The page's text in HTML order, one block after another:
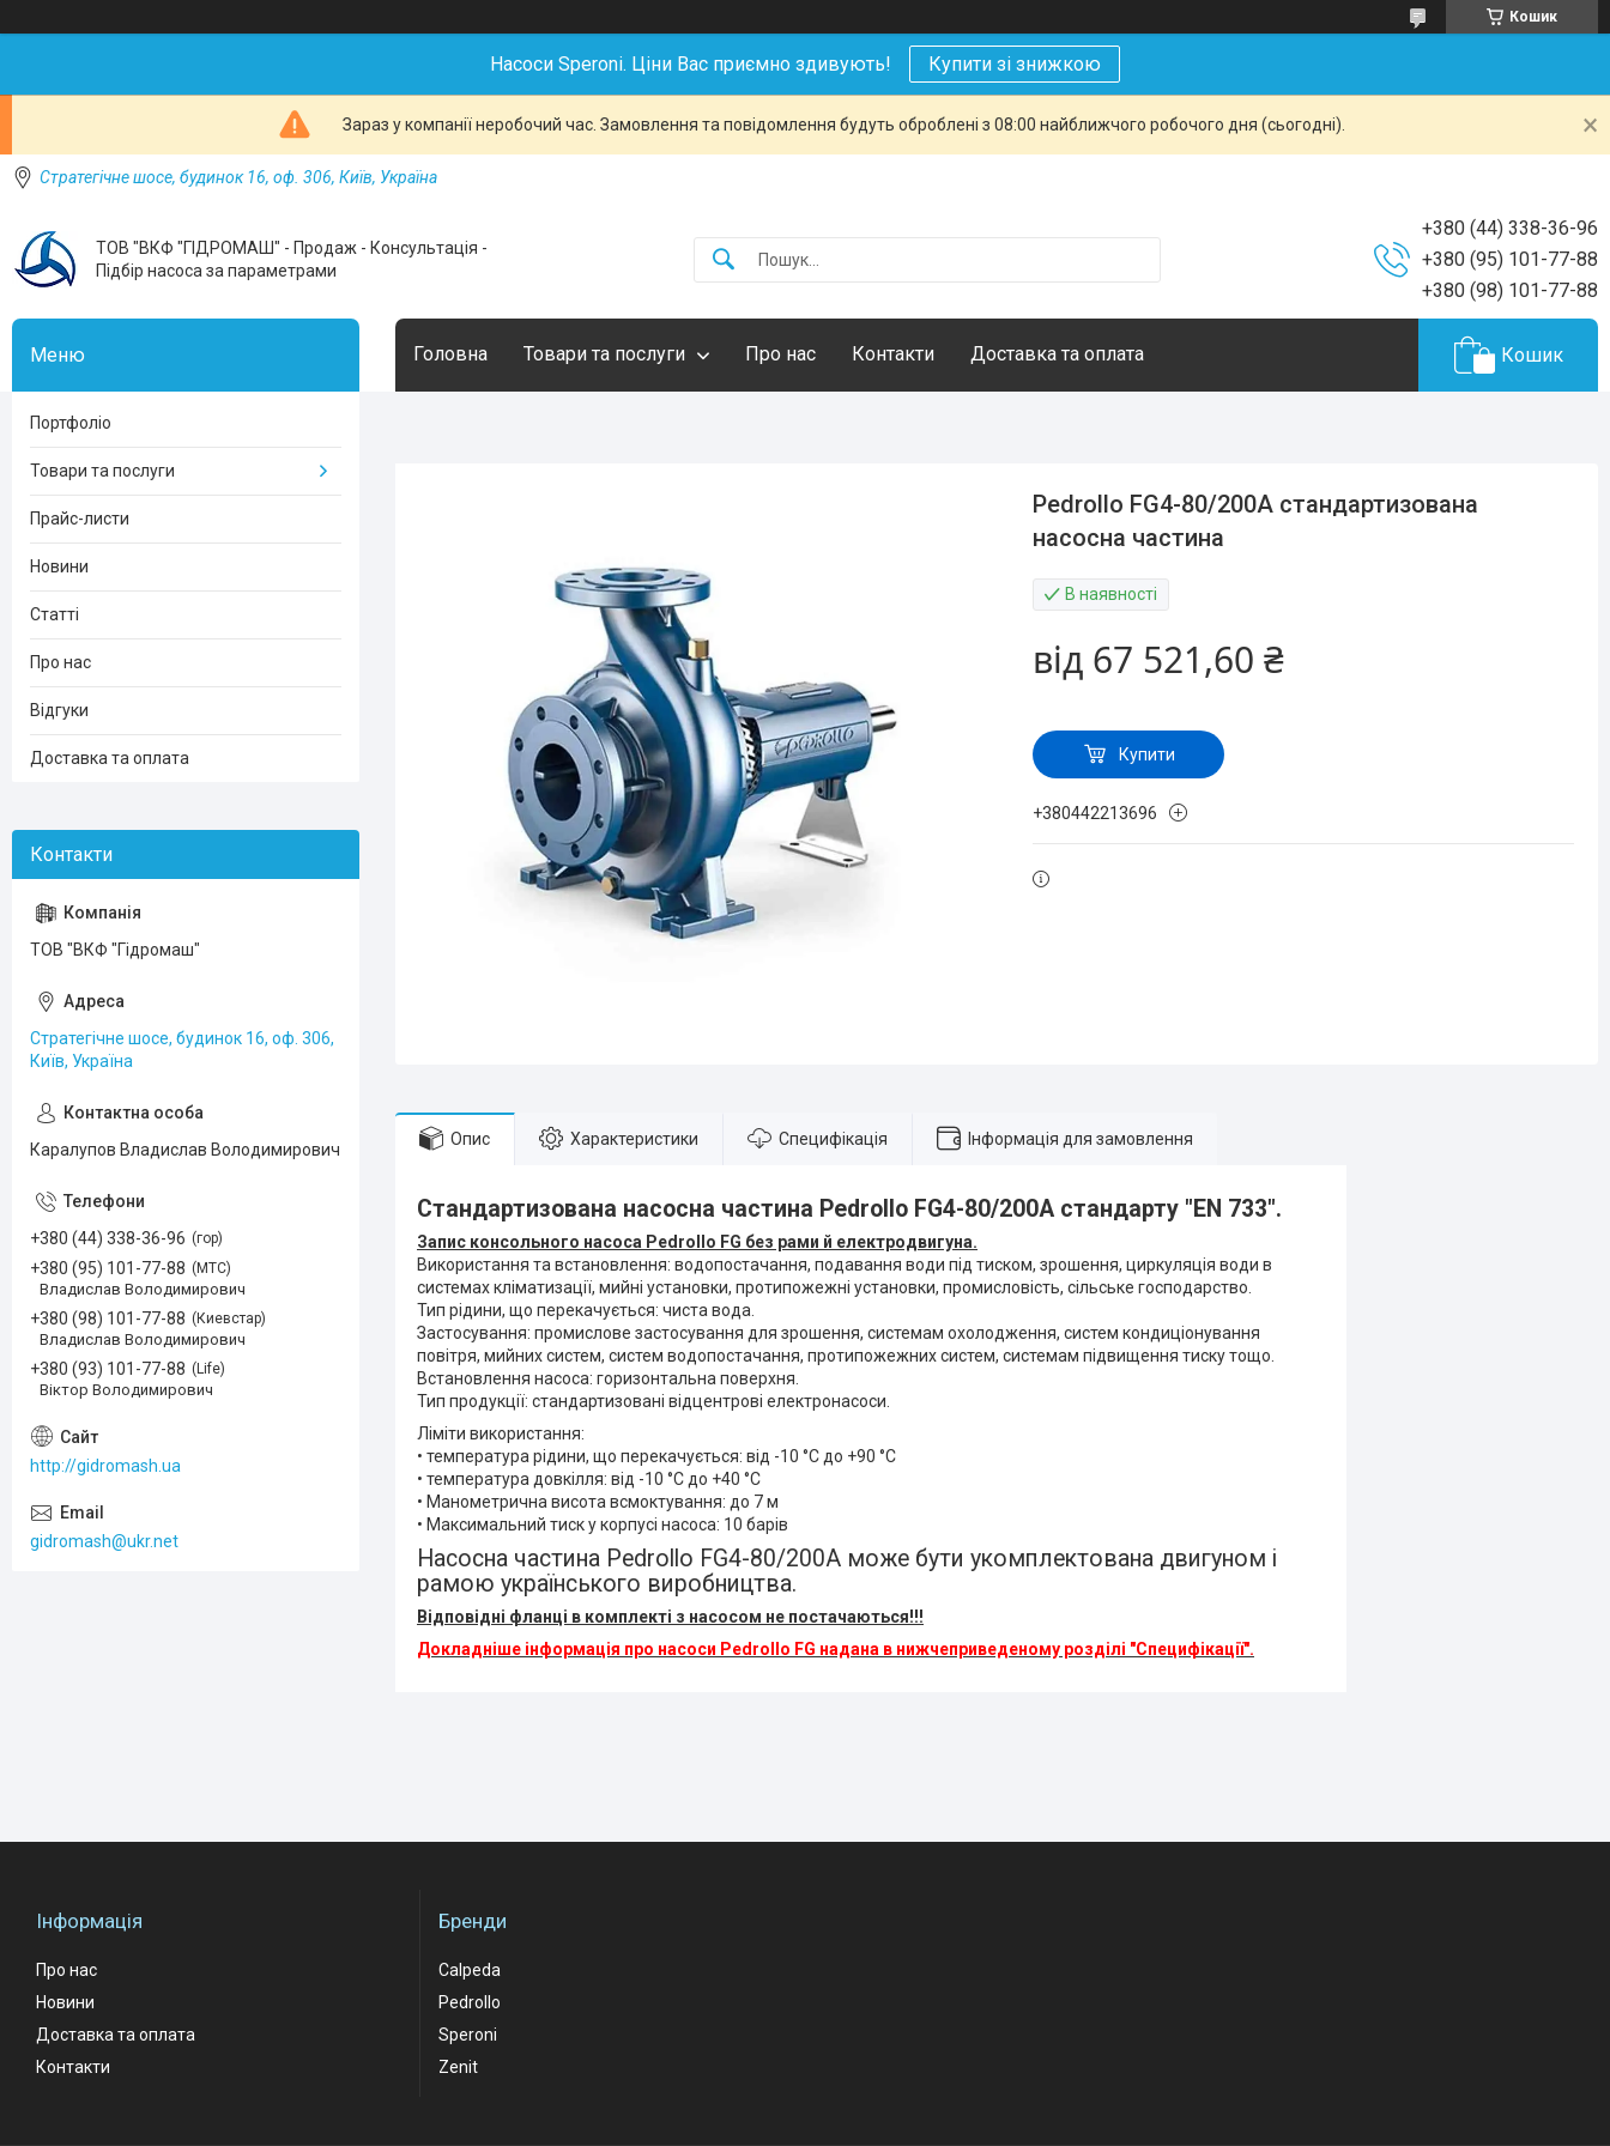
Кошик
Насоси Speroni. Ціни Вас приємно здивують! Купити зі знижкою
Зараз у компанії неробочий час. Замовлення та повідомлення будуть оброблені з 08:00 найближчого робочого дня (сьогодні).
Стратегічне шосе, будинок 16, оф. 306, Київ, Україна
ТОВ "ВКФ "ГІДРОМАШ" - Продаж - Консультація -
Підбір насоса за параметрами
+380 (44) 338-36-96
+380 (95) 101-77-88
+380 (98) 101-77-88
Головна Товари та послуги Про нас Контакти Доставка та оплата Кошик
Pedrollo FG4-80/200A стандартизована
насосна частина
В наявності
від 67 521,60 ₴
Купити
+380442213696
Опис Характеристики Специфікація Інформація для замовлення
Стандартизована насосна частина Pedrollo FG4-80/200A стандарту "EN 733".
Запис консольного насоса Pedrollo FG без рами й електродвигуна.
Використання та встановлення: водопостачання, подавання води під тиском, зрошення, циркуляція води в
системах кліматизації, мийні установки, протипожежні установки, промисловість, сільське господарство.
Тип рідини, що перекачується: чиста вода.
Застосування: промислове застосування для зрошення, системам охолодження, систем кондиціонування
повітря, мийних систем, систем водопостачання, протипожежних систем, системам підвищення тиску тощо.
Встановлення насоса: горизонтальна поверхня.
Тип продукції: стандартизовані відцентрові електронасоси.
Ліміти використання:
• температура рідини, що перекачується: від -10 °C до +90 °C
• температура довкілля: від -10 °C до +40 °C
• Манометрична висота всмоктування: до 7 м
• Максимальний тиск у корпусі насоса: 10 барів
Насосна частина Pedrollo FG4-80/200A може бути укомплектована двигуном і
рамою українського виробництва.
Відповідні фланці в комплекті з насосом не постачаються!!!
Докладніше інформація про насоси Pedrollo FG надана в нижчеприведеному розділі "Специфікації".
Портфоліо
Товари та послуги
Прайс-листи
Новини
Статті
Про нас
Відгуки
Доставка та оплата
ТОВ "ВКФ "Гідромаш"
Стратегічне шосе, будинок 16, оф. 306,
Київ, Україна
Каралупов Владислав Володимирович
+380 (44) 338-36-96 гор
+380 (95) 101-77-88 МТС
Владислав Володимирович
+380 (98) 101-77-88 Киевстар
Владислав Володимирович
+380 (93) 101-77-88 Life
Віктор Володимирович
http://gidromash.ua
gidromash@ukr.net
Інформація
Про нас
Новини
Доставка та оплата
Контакти
Бренди
Calpeda
Pedrollo
Speroni
Zenit